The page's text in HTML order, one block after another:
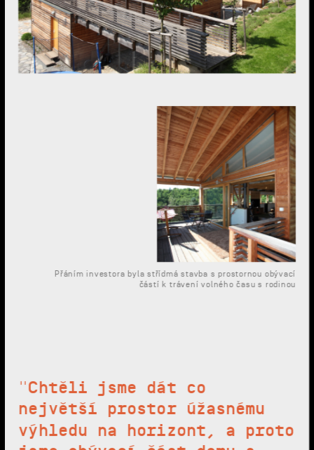
Přáním investora byla střídmá stavba s prostornou obývací
částí k trávení volného času s rodinou
"Chtěli jsme dát co
největší prostor úžasnému
výhledu na horizont, a proto